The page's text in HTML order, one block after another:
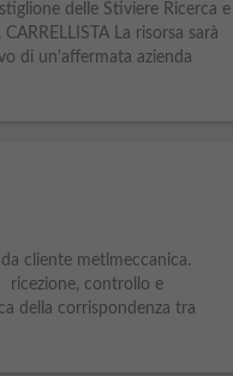
delle Stiviere Ricerca e
CARRELLISTA La risorsa sarà
di un'affermata azienda
cliente metlmeccanica.
ricezione, controllo e
della corrispondenza tra